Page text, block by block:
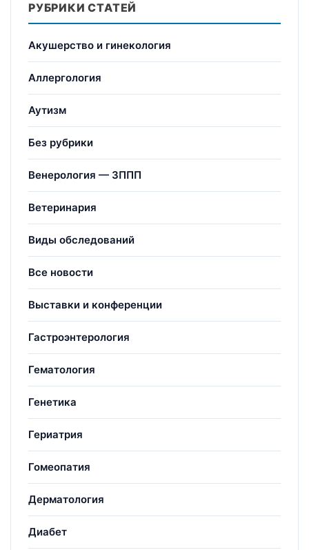
РУБРИКИ СТАТЕЙ
Акушерство и гинекология
Аллергология
Аутизм
Без рубрики
Венерология — ЗППП
Ветеринария
Виды обследований
Все новости
Выставки и конференции
Гастроэнтерология
Гематология
Генетика
Гериатрия
Гомеопатия
Дерматология
Диабет